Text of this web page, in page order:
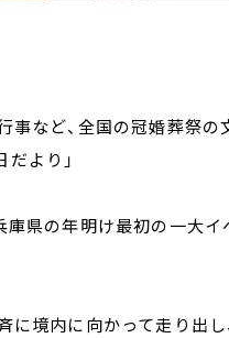
など、全国の冠婚葬祭
より」
県の年明け最初の一大イ
に境内に向かって走り出